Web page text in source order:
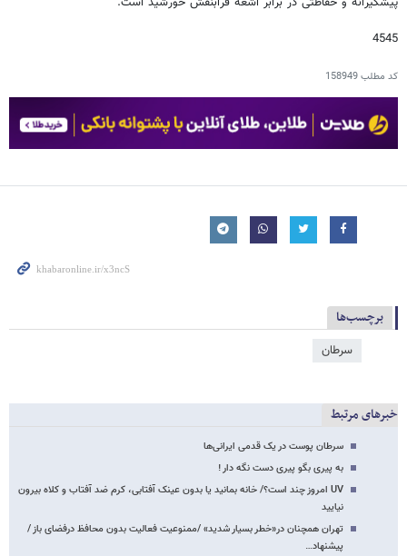
4545
کد مطلب158949
برچسب‌ها
سرطان
خبرهای مرتبط
سرطان پوست در یک قدمی ایرانی‌ها
به پیری بگو پیری دست نگه دار !
UV امروز چند است؟/ خانه بمانید یا بدون عینک آفتابی، کرم ضد آفتاب و کلاه بیرون
نیایید
تهران همچنان در«خطر بسیار شدید» /ممنوعیت فعالیت بدون محافظ درفضای باز /
پیشنهاد…